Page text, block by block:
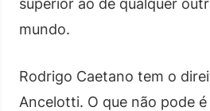
superior ao de qualquer
mundo.
Rodrigo Caetano tem o
Ancelotti. O que não pode